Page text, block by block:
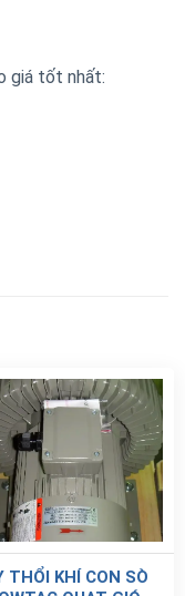
giá tốt nhất:
THỔI KHÍ CON SÒ